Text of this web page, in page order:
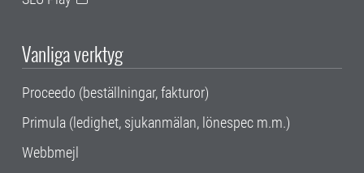
Vanliga verktyg
Proceedo (beställningar, fakturor)
Primula (ledighet, sjukanmälan, lönespec m.m.)
Webbmejl